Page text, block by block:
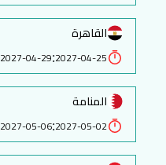
القاهرة
2027-04-25
:
2027-04-29
المنامة
2027-05-02
:
2027-05-06